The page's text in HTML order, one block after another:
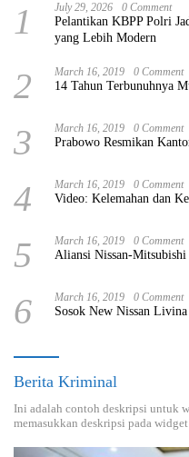
1 July 29, 2026 0 Comment
Pelantikan KBPP Polri
yang Lebih Modern
2 March 16, 2019 0 Comment
14 Tahun Terbunuhnya
3 March 16, 2019 0 Comment
Prabowo Resmikan
4 March 16, 2019 0 Comment
Video: Kelemahan dan
5 March 16, 2019 0 Comment
Aliansi Nissan-
6 March 16, 2019 0 Comment
Sosok New Nissan
Berita Kriminal
Ini adalah contoh deskripsi untuk
memasukkan deskripsi pada